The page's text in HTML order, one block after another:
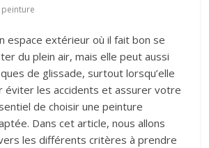
espace extérieur où il fait bon se
du plein air, mais elle peut aussi
de glissade, surtout lorsqu’elle
éviter les accidents et assurer votre
de choisir une peinture
Dans cet article, nous allons
les différents critères à prendre